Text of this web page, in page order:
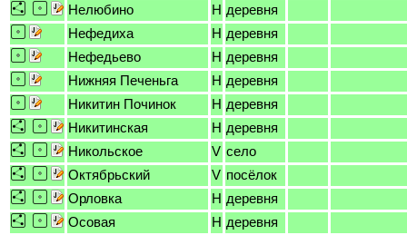
Нелюбино
H деревня
Нефедиха
H деревня
Нефедьево
H деревня
Нижняя Печеньга
H деревня
Никитин Починок
H деревня
Никитинская
H деревня
Никольское
V село
Октябрьский
V посёлок
Орловка
H деревня
Осовая
H деревня